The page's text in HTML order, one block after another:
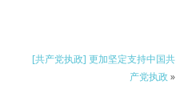
[共产党执政] 更加坚定支持中国共
产党执政 »